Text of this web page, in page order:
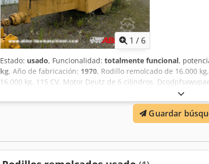
1 / 6
Estado: usado, Funcionalidad: totalmente funcional,
kg, Año de fabricación: 1970, Rodillo remolcado de 16.000
16.000 kg. 115 CV. Motor Deutz de 6 cilindros.
Guardar